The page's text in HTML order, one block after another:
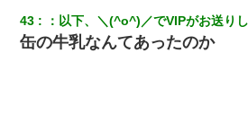
43 ： 以下、＼(^o^)／でVIPがお送り
缶の牛乳なんてあったのか